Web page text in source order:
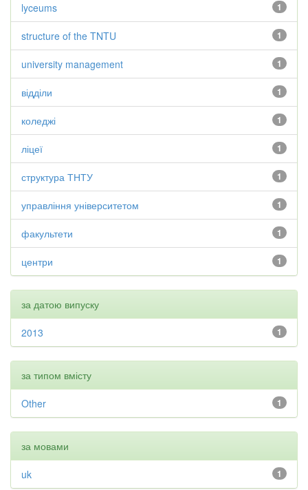
1
lyceums
1
structure of the TNTU
1
university management
1
відділи
1
коледжі
1
ліцеї
1
структура ТНТУ
1
управління університетом
1
факультети
1
центри
за датою випуску
1
2013
за типом вмісту
1
Other
за мовами
1
uk